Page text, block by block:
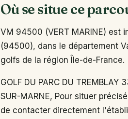
Où se situe ce
VM 94500 (VERT MARINE) est
(94500), dans le département
golfs de la région Île-de-France.
GOLF DU PARC DU TREMBLAY
SUR-MARNE, Pour situer
de contacter directement